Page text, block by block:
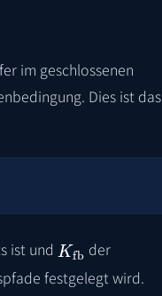
im geschlossenen
Dies ist das
ist und
der
festgelegt wird.